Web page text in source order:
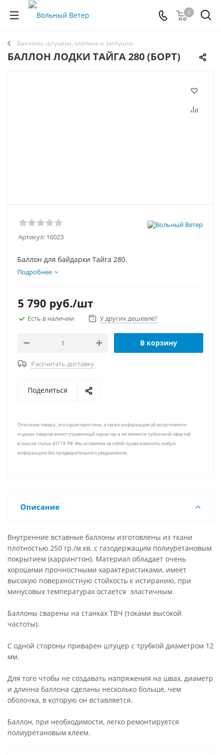
0
Баллоны, штуцера, клапана и заглушки
БАЛЛОН ЛОДКИ ТАЙГА 280 (БОРТ)
Артикул: 16023
Баллон для байдарки Тайга 280.
Подробнее
5 790 руб./шт
Есть в наличии У других дешевле?
В корзину
Рассчитать доставку
Поделиться
Описание товара , его характеристики, а также информация об ассортименте
и ценах товаров имеет справочный характер и не является публичной офертой
в смысле статьи 437 ГК РФ. Мы оставляем за собой право изменять любую
информацию без предварительного уведомления.
Описание
Внутренние вставные баллоны изготовлены из ткани
плотностью 250 гр./м.кв. с газодержащим полиуретановым
покрытием (каррингтон). Материал обладает очень
хорошими прочностными характеристиками, имеет
высокую поверхностную стойкость к истиранию, при
минусовых температурах остается эластичным.
Баллоны сварены на станках ТВЧ (токами высокой
частоты).
С одной стороны приварен штуцер с трубкой диаметром 12
мм.
Для того чтобы не создавать напряжения на швах, диаметр
и длинна баллона сделаны несколько больше, чем
оболочка, в которую он вставляется.
Баллон, при необходимости, легко ремонтируется
полиуретановым клеем.